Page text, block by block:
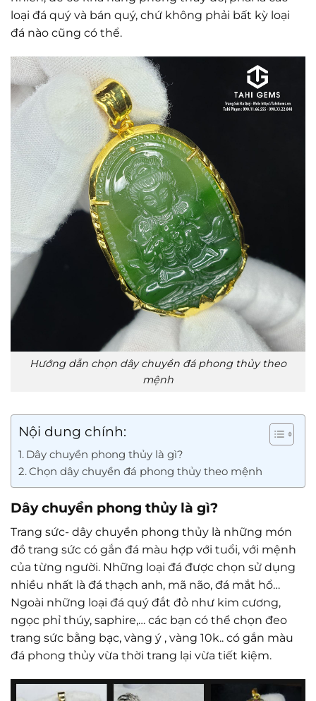
loại đá quý và bán quý, chứ không phải bất kỳ loại
đá nào cũng có thể.
Hướng dẫn chọn dây chuyền đá phong thủy theo
mệnh
Nội dung chính:
Dây chuyền phong thủy là gì?
Chọn dây chuyền đá phong thủy theo mệnh
Dây chuyền phong thủy là gì?
Trang sức- dây chuyền phong thủy là những món
đồ trang sức có gắn đá màu hợp với tuổi, với mệnh
của từng người. Những loại đá được chọn sử dụng
nhiều nhất là đá thạch anh, mã não, đá mắt hổ…
Ngoài những loại đá quý đắt đỏ như kim cương,
ngọc phỉ thúy, saphire,… các bạn có thể chọn đeo
trang sức bằng bạc, vàng ý , vàng 10k.. có gắn màu
đá phong thủy vừa thời trang lại vừa tiết kiệm.